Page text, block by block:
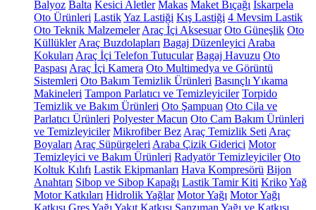
Balyoz Balta Kesici Aletler Makas Maket Bıçağı Iskarpela
Oto Ürünleri LastikYaz Lastiği Kış Lastiği 4 Mevsim Lastik
Oto Teknik Malzemeler Araç İçi Aksesuar Oto Güneşlik Oto
Küllükler Araç Buzdolapları Bagaj Düzenleyici Araba
Kokuları Araç İçi Telefon Tutucular Bagaj Havuzu Oto
Paspası Araç İçi Kamera Oto Multimedya ve Görüntü
Sistemleri Oto Bakım Temizlik Ürünleri Basınçlı Yıkama
Makineleri Tampon Parlatıcı ve Temizleyiciler Torpido
Temizlik ve Bakım Ürünleri Oto Şampuan Oto Cila ve
Parlatıcı Ürünleri Polyester Macun Oto Cam Bakım Ürünleri
ve Temizleyiciler Mikrofiber Bez Araç Temizlik Seti Araç
Boyaları Araç Süpürgeleri Araba Çizik Giderici Motor
Temizleyici ve Bakım Ürünleri Radyatör Temizleyiciler Oto
Koltuk Kılıfı Lastik Ekipmanları Hava Kompresörü Bijon
Anahtarı Sibop ve Sibop Kapağı Lastik Tamir Kiti KrikoYağ
Motor Katkıları Hidrolik Yağlar Motor Yağı Motor Yağı
Katkısı Gres Yağı Yakıt Katkısı Şanzıman Yağı ve Katkısı